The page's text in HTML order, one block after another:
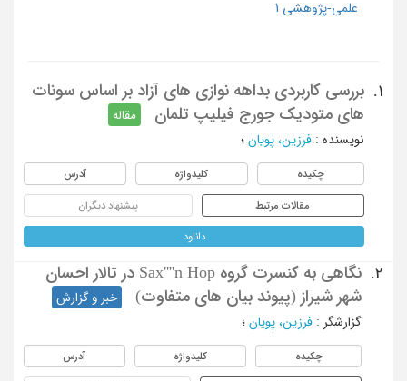
علمی-پژوهشی 1
1.
بررسی کاربردی بداهه نوازی های آزاد بر اساس سونات
های متودیک جورج فیلیپ تلمان
مقاله
نویسنده : فرزین، پویان ؛
چکیده کلیدواژه آدرس
مقالات مرتبط پیشنهاد دیگران
دانلود
2.
نگاهی به کنسرت گروه Sax''''n Hop در تالار احسان
شهر شیراز (پیوند بیان های متفاوت)
خبر و گزارش
گزارشگر : فرزین، پویان ؛
چکیده کلیدواژه آدرس